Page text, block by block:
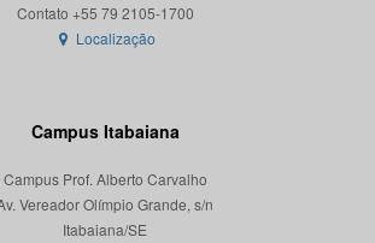
Localização
Campus Itabaiana
Campus Prof. Alberto Carvalho
Vereador Olímpio Grande, s/n
Itabaiana/SE